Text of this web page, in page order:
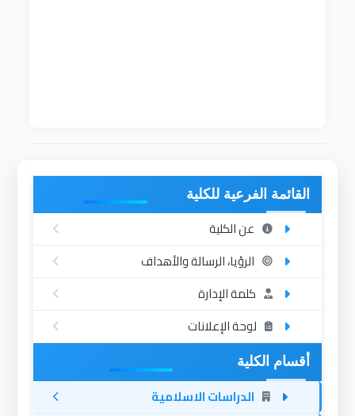
القائمة الفرعية للكلية
عن الكلية
الرؤيا، الرسالة والأهداف
كلمة الإدارة
لوحة الإعلانات
أقسام الكلية
الدراسات الاسلامية